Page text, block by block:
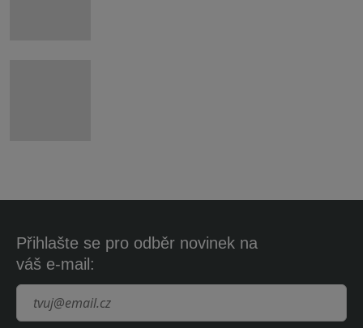
Přihlašte se pro odběr novinek na
váš e-mail: